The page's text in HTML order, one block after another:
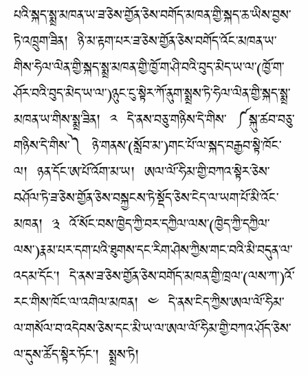
པའི་སྐད་སྨྲ་མཁན་ཡ་ཟ་ཅེས་གྱོན་ཅེས་བགོད་མཁན་གྱི་སྐད་ཆ་ཡིས་བྱས་
ཏེ་འཁྲུག་ཟིན། ཉི་མ་རྟག་པར་ཟ་ཅེས་གྱོན་ཅེས་བགོད་འོང་མཁན་ཡ་
གིས་ཧེལ་ལེན་གྱི་སྐད་སྨྲ་མཁན་གྱི་ཁྱོ་ག་ཤི་བའི་བུད་མེད་ཡ་ལ་(ཁྱོ་ག་
ཤོར་བའི་བུད་མེད་ཡ་ལ་)ཉུང་ངུ་སྟེར་ཀོ་ནུག་སྨྲས་ཏེ་ཧེལ་ལེན་གྱི་སྐད་སྨྲ་
མཁན་ཡ་གིས་སྨྲ་ཟིན། ༢ དེ་ནས་བཅུ་གཉིས་དེ་གིས་ ༼སྐུ་ཚབ་བཅུ་
གཉིས་དེ་གིས་༽ ཉེ་གནས་(སློབ་མ་)གང་པོ་ལ་སྐད་བརྒྱབ་སྟེ་ཁོང་
ལ། ཉན་དོང་ཨ་པོ་འོག་མ་ཡ། ཨལ་ལོ་ཧིམ་གྱི་བཀའ་སྟེར་ཅེས་
བཤོལ་ཏེ་ཟ་ཅེས་གྱོན་ཅེས་བསྐྱངས་ཏེ་སྡོད་ཅེས་ངེད་ལ་ཡག་པོ་མི་འོང་
མཁན། ༣ འོ་སོང་བས་ཁྱེད་ཀྱི་བར་དཀྱིལ་ལས་(ཁྱེད་ཀྱི་དཀྱིལ་
ལས་)རྣམ་པར་དག་པའི་ཐུགས་དང་རིག་ཤེས་ཀྱིས་གང་བའི་མི་བདུན་ལ་
འདམ་དོང་། དེ་ནས་ཟ་ཅེས་གྱོན་ཅེས་བགོད་མཁན་གྱི་ཁྲལ་(ལས་ཀ་)འོ་
རང་གིས་ཁོང་ལ་འགེལ་མཁན། ༤ དེ་ནས་ངེད་ཀྱིས་ཨལ་ལོ་ཧིམ་
ལ་གསོལ་བ་འདེབས་ཅེས་དང་མི་ཡ་ལ་ཨལ་ལོ་ཧིམ་གྱི་བཀའ་ཤོད་ཅེས་
ལ་དུས་ཚོད་སྟེར་ཏོང་། སྨྲས་ཏེ།